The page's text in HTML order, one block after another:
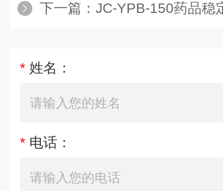
下一篇： JC-YPB-150药品稳
* 姓名：
* 电话：